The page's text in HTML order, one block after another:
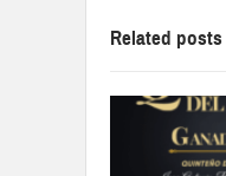
Related posts